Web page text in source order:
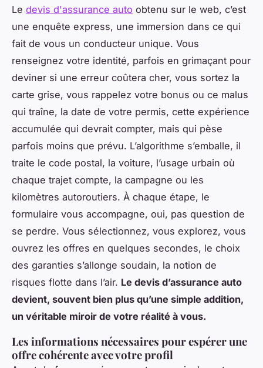
Le devis d'assurance auto obtenu sur le web, c’est
une enquête express, une immersion dans ce qui
fait de vous un conducteur unique. Vous
renseignez votre identité, parfois en grimaçant pour
deviner si une erreur coûtera cher, vous sortez la
carte grise, vous rappelez votre bonus ou ce malus
qui traîne, la date de votre permis, cette expérience
accumulée qui devrait compter, mais qui pèse
parfois moins que prévu. L’algorithme s’emballe, il
traite le code postal, la voiture, l’usage urbain où
chaque trajet compte, la campagne ou les
kilomètres autoroutiers. À chaque étape, le
formulaire vous accompagne, oui, pas question de
se perdre. Vous sélectionnez, vous explorez, vous
ouvrez les offres en quelques secondes, le choix
des garanties s’allonge soudain, la notion de
risques flotte dans l’air. Le devis d’assurance auto
devient, souvent bien plus qu’une simple addition,
un véritable miroir de votre réalité à vous.
Les informations nécessaires pour espérer une
offre cohérente avec votre profil